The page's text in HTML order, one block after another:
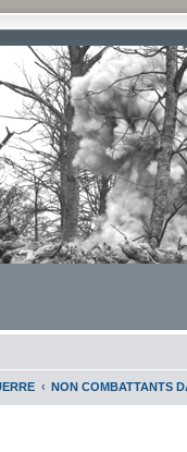
NON COMBATTANTS